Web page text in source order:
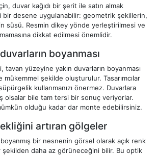
duvar kağıdı bir şerit ile satın almak
bir desene uygulanabilir: geometrik şekillerin,
süsü. Resmin dikey yönde yerleştirilmesi ve
dikkat edilmesi önemlidir.
boyanması
tavan yüzeyine yakın duvarların boyanması
mükemmel şekilde oluşturulur. Tasarımcılar
kullanmanızı önermez. Duvarlara
olsalar bile tam tersi bir sonuç veriyorlar.
olduğu kadar dar monte edebilirsiniz.
artıran gölgeler
bir nesnenin görsel olarak açık renk
şekilden daha az görüneceğini bilir. Bu optik